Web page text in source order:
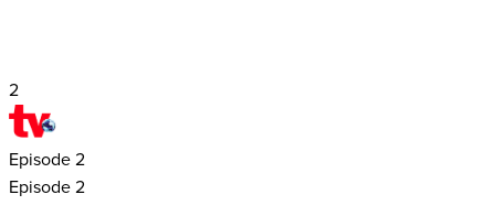
2
Episode 2
Episode 2